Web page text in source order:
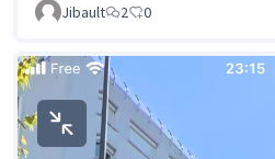
Jibault 2 0